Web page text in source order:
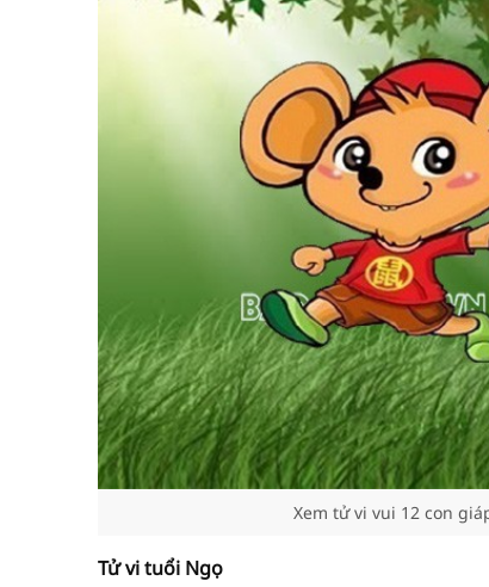
Xem tử vi vui 12 con
Tử vi tuổi Ngọ